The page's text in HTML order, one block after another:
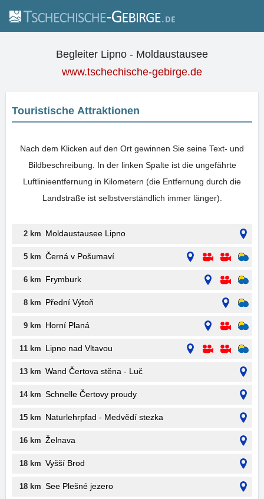
Begleiter Lipno - Moldaustausee
www.tschechische-gebirge.de
Touristische Attraktionen
Nach dem Klicken auf den Ort gewinnen Sie seine Text- und
Bildbeschreibung. In der linken Spalte ist die ungefährte
Luftlinieentfernung in Kilometern (die Entfernung durch die
Landstraße ist selbstverständlich immer länger).
2 km Moldaustausee Lipno
5 km Černá v Pošumaví
6 km Frymburk
8 km Přední Výtoň
9 km Horní Planá
11 km Lipno nad Vltavou
13 km Wand Čertova stěna - Luč
14 km Schnelle Čertovy proudy
15 km Naturlehrpfad - Medvědí stezka
16 km Želnava
18 km Vyšší Brod
18 km See Plešné jezero